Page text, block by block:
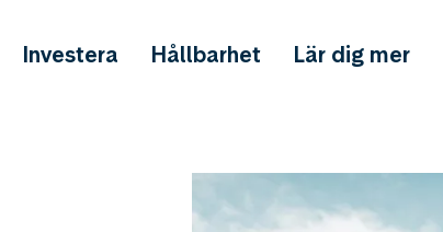
Investera Hållbarhet Lär dig mer